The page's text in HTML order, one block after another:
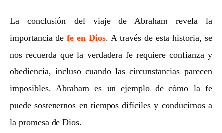
La conclusión del viaje de Abraham revela la
importancia defe en Dios. A través de esta historia, se
nos recuerda que la verdadera fe requiere confianza y
obediencia, incluso cuando las circunstancias parecen
imposibles. Abraham es un ejemplo de cómo la fe
puede sostenernos en tiempos difíciles y conducirnos a
la promesa de Dios.